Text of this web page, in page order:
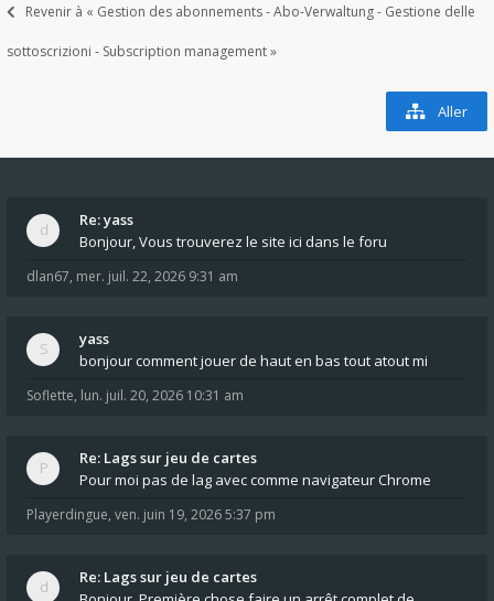
Revenir à « Gestion des abonnements - Abo-Verwaltung - Gestione delle
sottoscrizioni - Subscription management »
Aller
Re: yass
Bonjour, Vous trouverez le site ici dans le foru
dlan67, mer. juil. 22, 2026 9:31 am
yass
bonjour comment jouer de haut en bas tout atout mi
Soflette, lun. juil. 20, 2026 10:31 am
Re: Lags sur jeu de cartes
Pour moi pas de lag avec comme navigateur Chrome
Playerdingue, ven. juin 19, 2026 5:37 pm
Re: Lags sur jeu de cartes